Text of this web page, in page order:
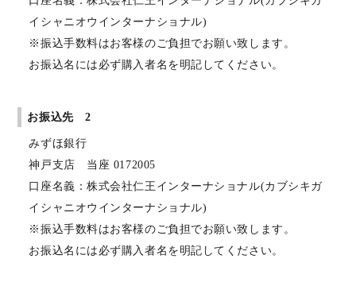
イシャニオウインターナショナル)
※振込手数料はお客様のご負担でお願い致します。
お振込名には必ず購入者名を明記してください。
お振込先 2
みずほ銀行
神戸支店 当座 0172005
口座名義：株式会社仁王インターナショナル(カブシキガ
イシャニオウインターナショナル)
※振込手数料はお客様のご負担でお願い致します。
お振込名には必ず購入者名を明記してください。